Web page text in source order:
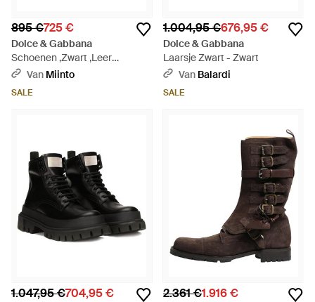
895 €725 €
Dolce & Gabbana
Schoenen ,Zwart ,Leer
Kalfsleren Enkellaarsjes - Zwart
Van Miinto
SALE
1.004,95 €676,95 €
Dolce & Gabbana
Laarsje Zwart - Zwart
Van Balardi
SALE
1.047,95 €704,95 € 2.361 €1.916 €